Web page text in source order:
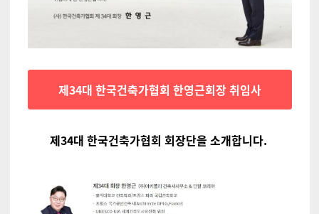
제34대 한국건축가협회 한영근회장 취임사
제34대 한국건축가협회 회장단을 소개합니다.